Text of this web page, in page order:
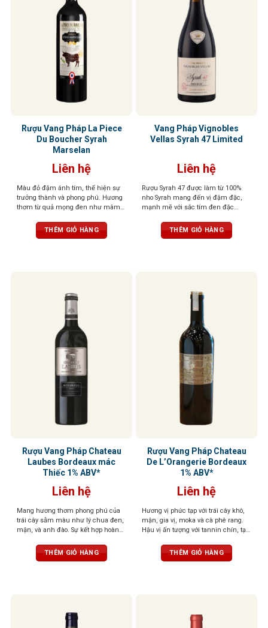
Rượu Vang Pháp La Piece
Du Boucher Syrah
Marselan
Liên hệ
Màu đỏ đậm ánh tím, thể hiện sự
trưởng thành và phong phú. Hương
thơm từ quả mọng đen như mâm
phê và vani. Vị rượu mạnh mẽ với
tannin mềm mại, hậu vị dài và ấm
THÊM GIỎ HÀNG
Vang Pháp Vignobles
Vellas Syrah 47 Limited
Liên hệ
Rượu Syrah 47 được làm từ 100%
nho Syrah mang đến vị đậm đặc,
mạnh mẽ với sắc tím đen đặc
quả đen như mận, mâm xôi, anh
đào. Sau đó, đến mùi vị sắc nét hơn
THÊM GIỎ HÀNG
Rượu Vang Pháp Chateau
Laubes Bordeaux mác
Thiếc 1% ABV*
Liên hệ
Mang hương thơm phong phú của
trái cây sẫm màu như lý chua đen,
mận, và anh đào. Sự kết hợp hoàn
cay nồng tạo nên một tầng hương
phức hợp. Những nốt hương đất
THÊM GIỎ HÀNG
Rượu Vang Pháp Chateau
De L’Orangerie Bordeaux
1% ABV*
Liên hệ
Hương vị phức tạp với trái cây khô,
mận, gia vị, moka và cà phê rang.
Hậu vị ấn tượng với tannin chín, tạo
THÊM GIỎ HÀNG